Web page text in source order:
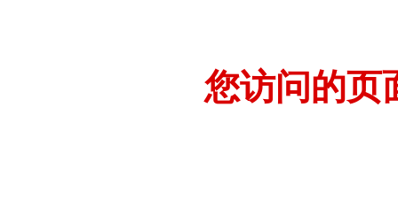
您访问的页